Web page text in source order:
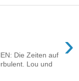
›
Die Zeiten auf
Lou und